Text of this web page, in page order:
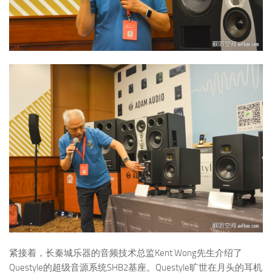
紧接着，长秦城乐器的音频技术总监Kent Wong先生介绍了
Questyle的超级音源系统SHB2基座。Questyle旷世在月头的耳机